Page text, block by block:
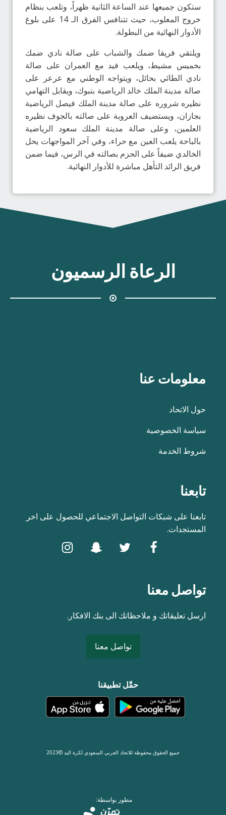
ستكون جميعها عند الساعة الثانية ظهراً، وتلعب بنظام
خروج المغلوب، حيث تتنافس الفرق الـ 14 على بلوغ
الأدوار النهائية من البطولة.
ويلتقي فريقا ضمك والشباب على صالة نادي ضمك
بخميس مشيط، ويلعب فيد مع العمران على صالة
نادي الطائي بحائل، ويتواجه الوطني مع عرعر على
صالة مدينة الملك خالد الرياضية بتبوك، ويقابل التهامي
نظيره شروره على صالة مدينة الملك فيصل الرياضية
بجازان، ويستضيف العروبة على صالته بالجوف نظيره
العلمين، وعلى صالة مدينة الملك سعود الرياضية
بالباحة يلعب العين مع حراء، وفي آخر المواجهات يحل
الخالدي ضيفاً على الحزم بصالته في الرس، فيما ضمن
فريق الرائد التأهل مباشرة للأدوار النهائية.
الرعاة الرسميون
معلومات عنا
حول الاتحاد
سياسة الخصوصية
شروط الخدمة
تابعنا
تابعنا على شبكات التواصل الاجتماعي للحصول على اخر
المستجدات.
تواصل معنا
ارسل تعليقاتك و ملاحظاتك الى بنك الافكار.
تواصل معنا
حمِّل تطبيقنا
جميع الحقوق محفوظة للاتحاد العربي السعودي لكرة اليد ©2023
مطور بواسطة: